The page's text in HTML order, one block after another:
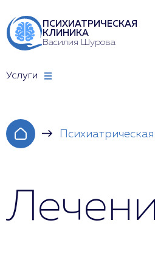
ПСИХИАТРИЧЕСКАЯ
КЛИНИКА
Василия Шурова
Услуги